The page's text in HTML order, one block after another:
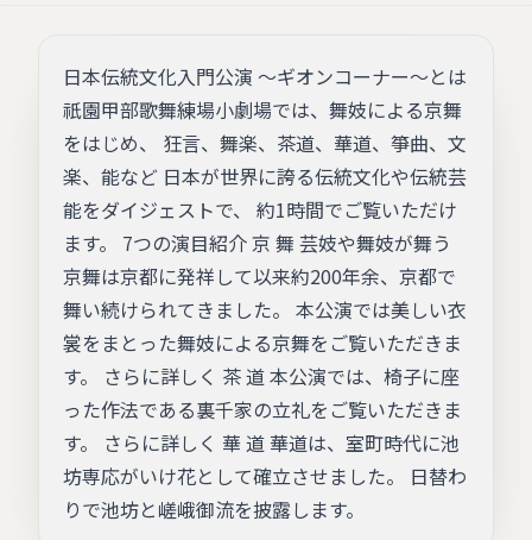
日本伝統文化入門公演 ～ギオンコーナー～とは
祇園甲部歌舞練場小劇場では、舞妓による京舞
をはじめ、 狂言、舞楽、茶道、華道、箏曲、文
楽、能など 日本が世界に誇る伝統文化や伝統芸
能をダイジェストで、 約1時間でご覧いただけ
ます。 7つの演目紹介 京 舞 芸妓や舞妓が舞う
京舞は京都に発祥して以来約200年余、京都で
舞い続けられてきました。 本公演では美しい衣
裳をまとった舞妓による京舞をご覧いただきま
す。 さらに詳しく 茶 道 本公演では、椅子に座
った作法である裏千家の立礼をご覧いただきま
す。 さらに詳しく 華 道 華道は、室町時代に池
坊専応がいけ花として確立させました。 日替わ
りで池坊と嵯峨御流を披露します。